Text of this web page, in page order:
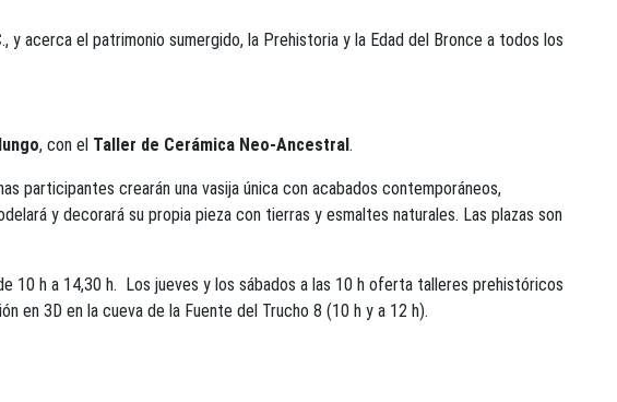
y acerca el patrimonio sumergido, la Prehistoria y la Edad del Bronce a todos los
, con el Taller de Cerámica Neo-Ancestral .
participantes crearán una vasija única con acabados contemporáneos,
y decorará su propia pieza con tierras y esmaltes naturales. Las plazas son
10 h a 14,30 h. Los jueves y los sábados a las 10 h oferta talleres prehistóricos
en 3D en la cueva de la Fuente del Trucho 8 (10 h y a 12 h).